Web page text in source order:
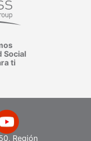
Social
ti
Región